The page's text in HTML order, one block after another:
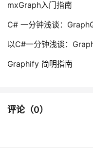
mxGraph入门指南
C# 一分钟浅谈：
以C#一分钟浅谈：
Graphify 简明指南
评论（0）